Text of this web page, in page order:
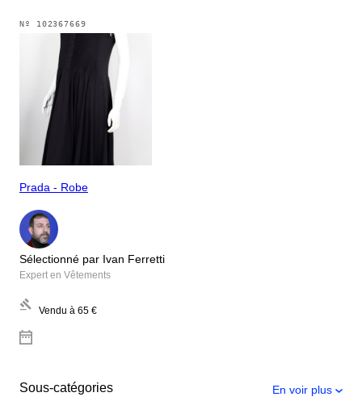
Nº 102367669
Prada - Robe
Sélectionné par Ivan Ferretti
Expert en Vêtements
Vendu à 65 €
Sous-catégories En voir plus